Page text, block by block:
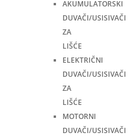
AKUMULATORSKI
DUVAČI/USISIVAČI
ZA
LIŠĆE
ELEKTRIČNI
DUVAČI/USISIVAČI
ZA
LIŠĆE
MOTORNI
DUVAČI/USISIVAČI